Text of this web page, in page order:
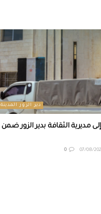
دير الزور المدينة
إلى مديرية الثقافة بدير الزور ضمن
0